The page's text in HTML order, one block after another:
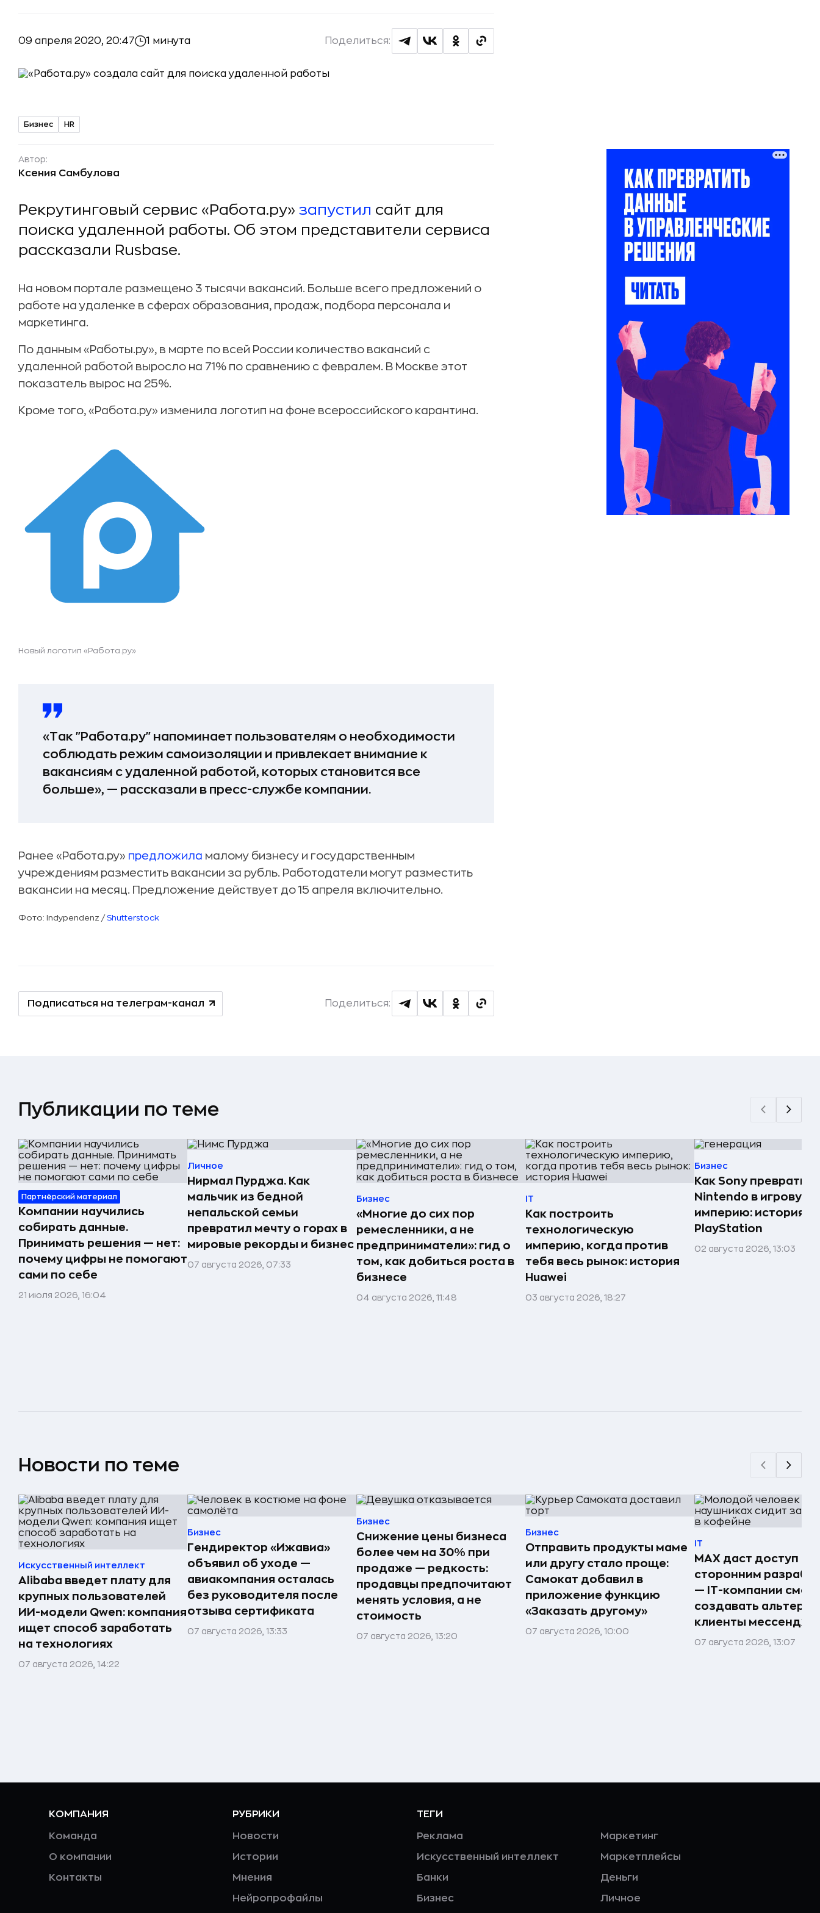
09 апреля 2020, 20:47 1 минута Поделиться:
Бизнес HR
Автор:
Ксения Самбулова
Рекрутинговый сервис «Работа.ру» запустил сайт для
поиска удаленной работы. Об этом представители сервиса
рассказали Rusbase.
На новом портале размещено 3 тысячи вакансий. Больше всего предложений о
работе на удаленке в сферах образования, продаж, подбора персонала и
маркетинга.
По данным «Работы.ру», в марте по всей России количество вакансий с
удаленной работой выросло на 71% по сравнению с февралем. В Москве этот
показатель вырос на 25%.
Кроме того, «Работа.ру» изменила логотип на фоне всероссийского карантина.
Новый логотип «Работа.ру»
«Так "Работа.ру" напоминает пользователям о необходимости
соблюдать режим самоизоляции и привлекает внимание к
вакансиям с удаленной работой, которых становится все
больше», — рассказали в пресс-службе компании.
Ранее «Работа.ру» предложила малому бизнесу и государственным
учреждениям разместить вакансии за рубль. Работодатели могут разместить
вакансии на месяц. Предложение действует до 15 апреля включительно.
Фото: Indypendenz / Shutterstock
Подписаться на телеграм-канал Поделиться:
Публикации по теме
Партнёрский материал
Компании научились
собирать данные.
Принимать решения — нет:
почему цифры не помогают
сами по себе
21 июля 2026, 16:04
Личное
Нирмал Пурджа. Как
мальчик из бедной
непальской семьи
превратил мечту о горах в
мировые рекорды и бизнес
07 августа 2026, 07:33
Бизнес
«Многие до сих пор
ремесленники, а не
предприниматели»: гид о
том, как добиться роста в
бизнесе
04 августа 2026, 11:48
IT
Как построить
технологическую
империю, когда против
тебя весь рынок: история
Huawei
03 августа 2026, 18:27
Бизнес
Как Sony
Nintendo в игровую
империю: история
PlayStation
02 августа 2026, 13:03
Новости по теме
Искусственный интеллект
Alibaba введет плату для
крупных пользователей
ИИ-модели Qwen: компания
ищет способ заработать
на технологиях
07 августа 2026, 14:22
Бизнес
Гендиректор «Ижавиа»
объявил об уходе —
авиакомпания осталась
без руководителя после
отзыва сертификата
07 августа 2026, 13:33
Бизнес
Снижение цены бизнеса
более чем на 30% при
продаже — редкость:
продавцы предпочитают
менять условия, а не
стоимость
07 августа 2026, 13:20
Бизнес
Отправить продукты маме
или другу стало проще:
Самокат добавил в
приложение функцию
«Заказать другому»
07 августа 2026, 10:00
IT
MAX даст доступ к
сторонним
— IT-компании
создавать
клиенты
07 августа 2026, 13:07
КОМПАНИЯ
Команда
О компании
Контакты
РУБРИКИ
Новости
Истории
Мнения
Нейропрофайлы
ТЕГИ
Реклама
Искусственный интеллект
Банки
Бизнес
Маркетинг
Маркетплейсы
Деньги
Личное